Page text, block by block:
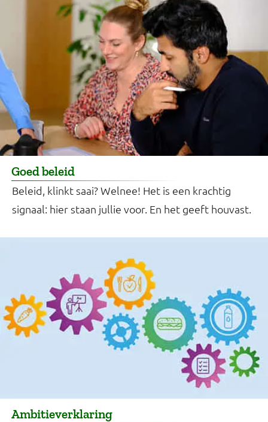
Goed beleid
Beleid, klinkt saai? Welnee! Het is een krachtig
signaal: hier staan jullie voor. En het geeft houvast.
Ambitieverklaring